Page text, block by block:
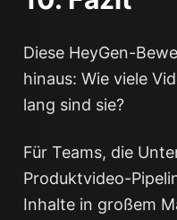
Diese HeyGen-
hinaus: Wie viele
lang sind sie?
Für Teams, die
Produktvideo-
Inhalte in großem